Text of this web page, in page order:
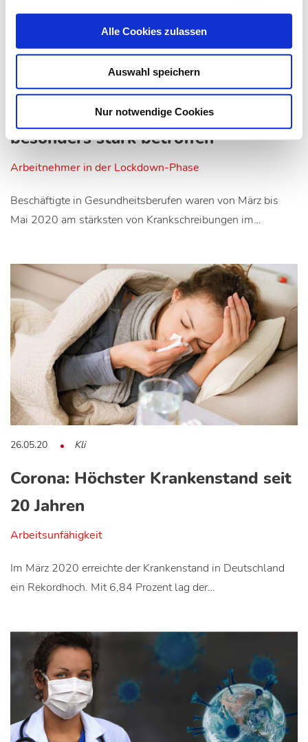
Alle Cookies zulassen
Auswahl speichern
Nur notwendige Cookies
COVID-19: Gesundheitsberufe
besonders stark betroffen
Arbeitnehmer in der Lockdown-Phase
Beschäftigte in Gesundheitsberufen waren von März bis
Mai 2020 am stärksten von Krankschreibungen im…
26.05.20 Kli
Corona: Höchster Krankenstand seit
20 Jahren
Arbeitsunfähigkeit
Im März 2020 erreichte der Krankenstand in Deutschland
ein Rekordhoch. Mit 6,84 Prozent lag der…